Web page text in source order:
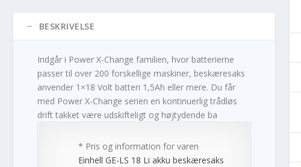
BESKRIVELSE
Indgår i Power X-Change familien, hvor batterierne
passer til over 200 forskellige maskiner, beskæresaks
anvender 1×18 Volt batteri 1,5Ah eller mere. Du får
med Power X-Change serien en kontinuerlig trådløs
drift takket være udskifteligt og højtydende ba
* Pris og information for varen
Einhell GE-LS 18 Li akku beskæresaks